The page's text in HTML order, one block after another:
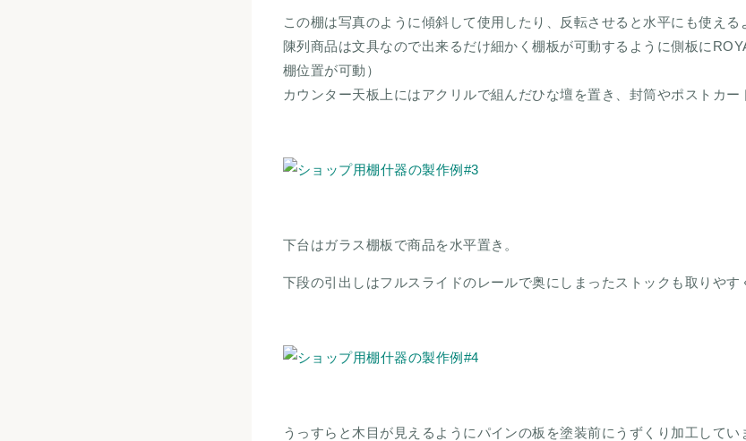
この棚は写真のように傾斜して使用したり、反転させると水平にも使える
陳列商品は文具なので出来るだけ細かく棚板が可動するように側板に
棚位置が可動）
カウンター天板上にはアクリルで組んだひな壇を置き、封筒やポストカー
下台はガラス棚板で商品を水平置き。
下段の引出しはフルスライドのレールで奥にしまったストックも取りやす
うっすらと木目が見えるようにパインの板を塗装前にうずくり加工してい